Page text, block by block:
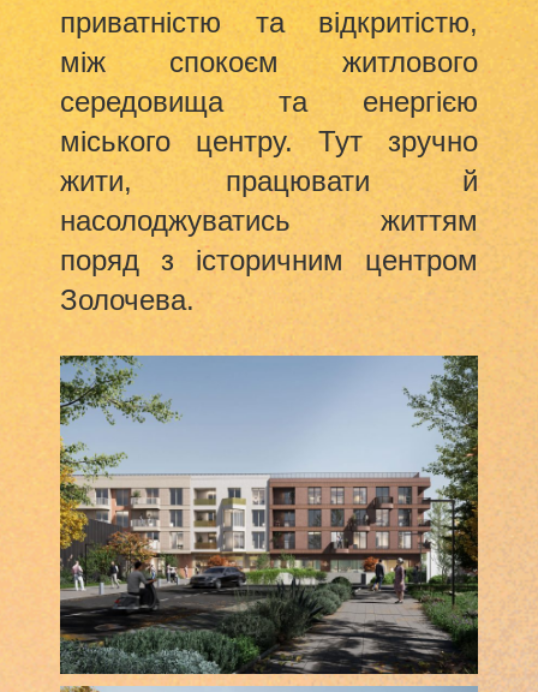
приватністю та відкритістю,
між спокоєм житлового
середовища та енергією
міського центру. Тут зручно
жити, працювати й
насолоджуватись життям
поряд з історичним центром
Золочева.